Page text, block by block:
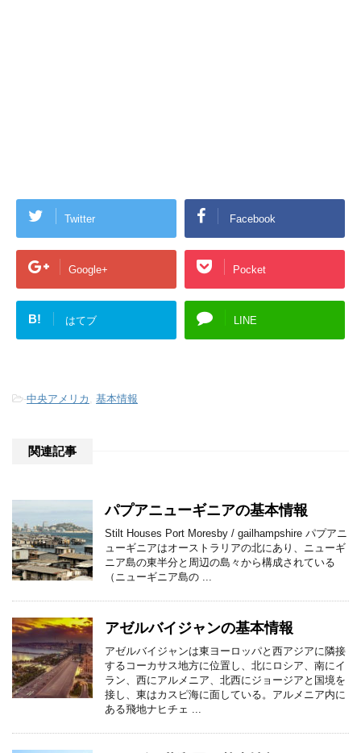
Twitter Facebook
Google+ Pocket
B! はてブ LINE
-中央アメリカ , 基本情報
関連記事
パプアニューギニアの基本情報
Stilt Houses Port Moresby / gailhampshire パプアニ
ューギニアはオーストラリアの北にあり、ニューギ
ニア島の東半分と周辺の島々から構成されている
（ニューギニア島の ...
アゼルバイジャンの基本情報
アゼルバイジャンは東ヨーロッパと西アジアに隣接
するコーカサス地方に位置し、北にロシア、南にイ
ラン、西にアルメニア、北西にジョージアと国境を
接し、東はカスピ海に面している。アルメニア内に
ある飛地ナヒチェ ...